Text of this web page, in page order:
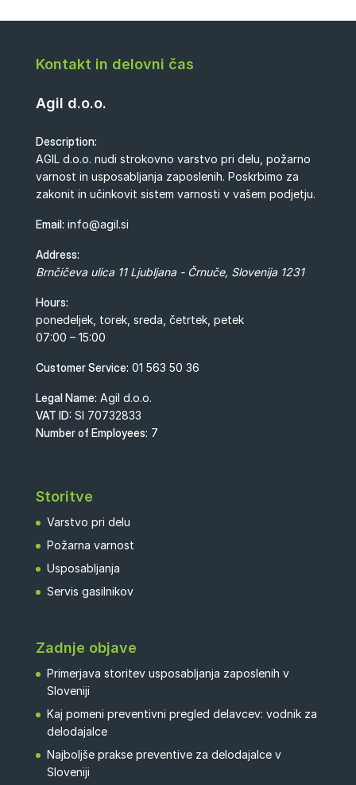
Kontakt in delovni čas
Agil d.o.o.
Description:
AGIL d.o.o. nudi strokovno varstvo pri delu, požarno
varnost in usposabljanja zaposlenih. Poskrbimo za
zakonit in učinkovit sistem varnosti v vašem podjetju.
Email: info@agil.si
Address:
Brnčičeva ulica 11 Ljubljana - Črnuče, Slovenija 1231
Hours:
ponedeljek, torek, sreda, četrtek, petek
07:00 – 15:00
Customer Service: 01 563 50 36
Legal Name: Agil d.o.o.
VAT ID: SI 70732833
Number of Employees: 7
Storitve
Varstvo pri delu
Požarna varnost
Usposabljanja
Servis gasilnikov
Zadnje objave
Primerjava storitev usposabljanja zaposlenih v
Sloveniji
Kaj pomeni preventivni pregled delavcev: vodnik za
delodajalce
Najboljše prakse preventive za delodajalce v
Sloveniji